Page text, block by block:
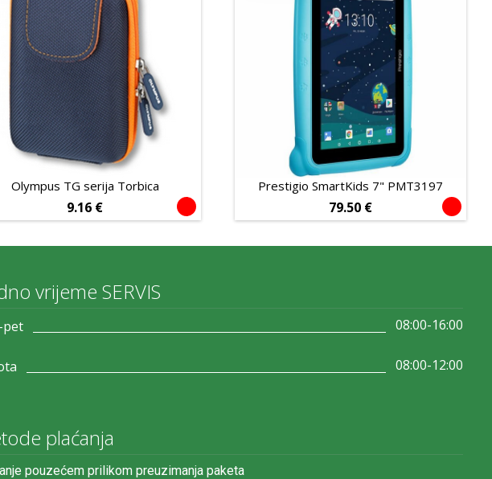
Olympus TG serija Torbica
9.16 €
Prestigio SmartKids 7" PMT3197
79.50 €
vrijeme SERVIS
pet 08:00-16:00
08:00-12:00
plaćanja
pouzećem prilikom preuzimanja paketa